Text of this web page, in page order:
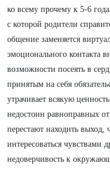
ко всему прочему к 5-6
с которой родители
общение заменяется
эмоционального контакта
возможности посеять в
принятым на себя
утрачивает всякую
недостоин равноправных
перестают находить выход,
интересоваться чувствами
недоверчивость к